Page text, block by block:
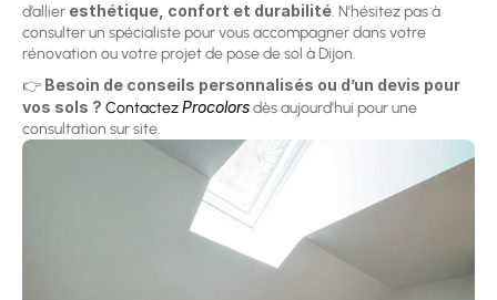
d’allier esthétique, confort et durabilité. N’hésitez pas à
consulter un spécialiste pour vous accompagner dans votre
rénovation ou votre projet de pose de sol à Dijon.
👉 Besoin de conseils personnalisés ou d’un devis pour
vos sols ? Contactez Procolors dès aujourd’hui pour une
consultation sur site.